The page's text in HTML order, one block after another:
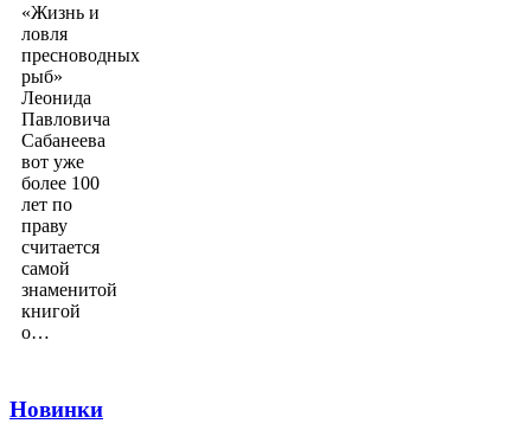
«Жизнь и
ловля
пресноводных
рыб»
Леонида
Павловича
Сабанеева
вот уже
более 100
лет по
праву
считается
самой
знаменитой
книгой
о…
Новинки